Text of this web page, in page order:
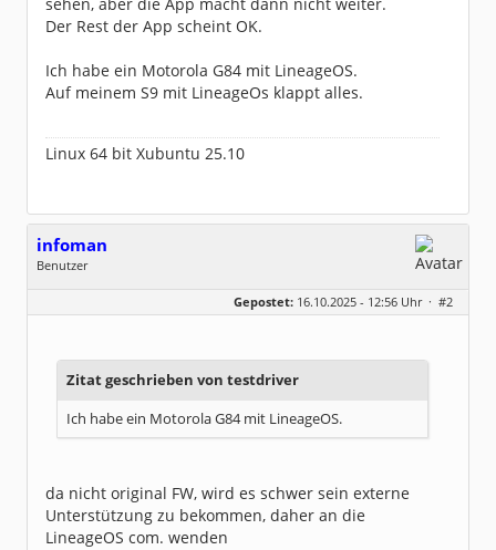
Der Rest der App scheint OK.
Ich habe ein Motorola G84 mit LineageOS.
Auf meinem S9 mit LineageOs klappt alles.
Linux 64 bit Xubuntu 25.10
infoman
Benutzer
Dabei seit:
06 / 2008
Gepostet: 16.10.2025 - 12:56 Uhr · #2
Zitat geschrieben von testdriver
Ich habe ein Motorola G84 mit LineageOS.
da nicht original FW, wird es schwer sein externe
Unterstützung zu bekommen, daher an die
LineageOS com. wenden